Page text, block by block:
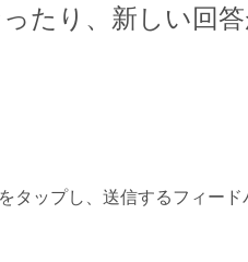
たり、新しい回
タップし、送信するフィード